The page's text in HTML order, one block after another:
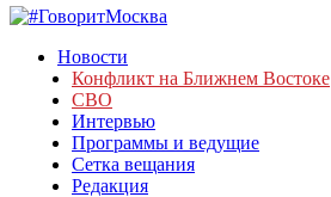
Новости
Конфликт на Ближнем Востоке
СВО
Интервью
Программы и ведущие
Сетка вещания
Редакция